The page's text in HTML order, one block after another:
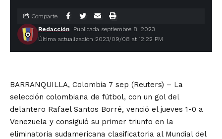
Última actualización 2023/09/08 at 12:22 PM
Redacción Publicada septiembre 8, 2023
Comparte
BARRANQUILLA, Colombia 7 sep (Reuters) – La
selección colombiana de fútbol, con un gol del
delantero Rafael Santos Borré, venció el jueves 1-0 a
Venezuela y consiguió su primer triunfo en la
eliminatoria sudamericana clasificatoria al Mundial del